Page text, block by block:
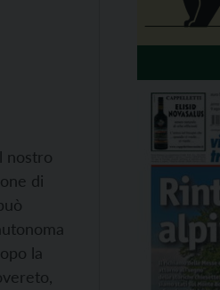
nostro
di
la